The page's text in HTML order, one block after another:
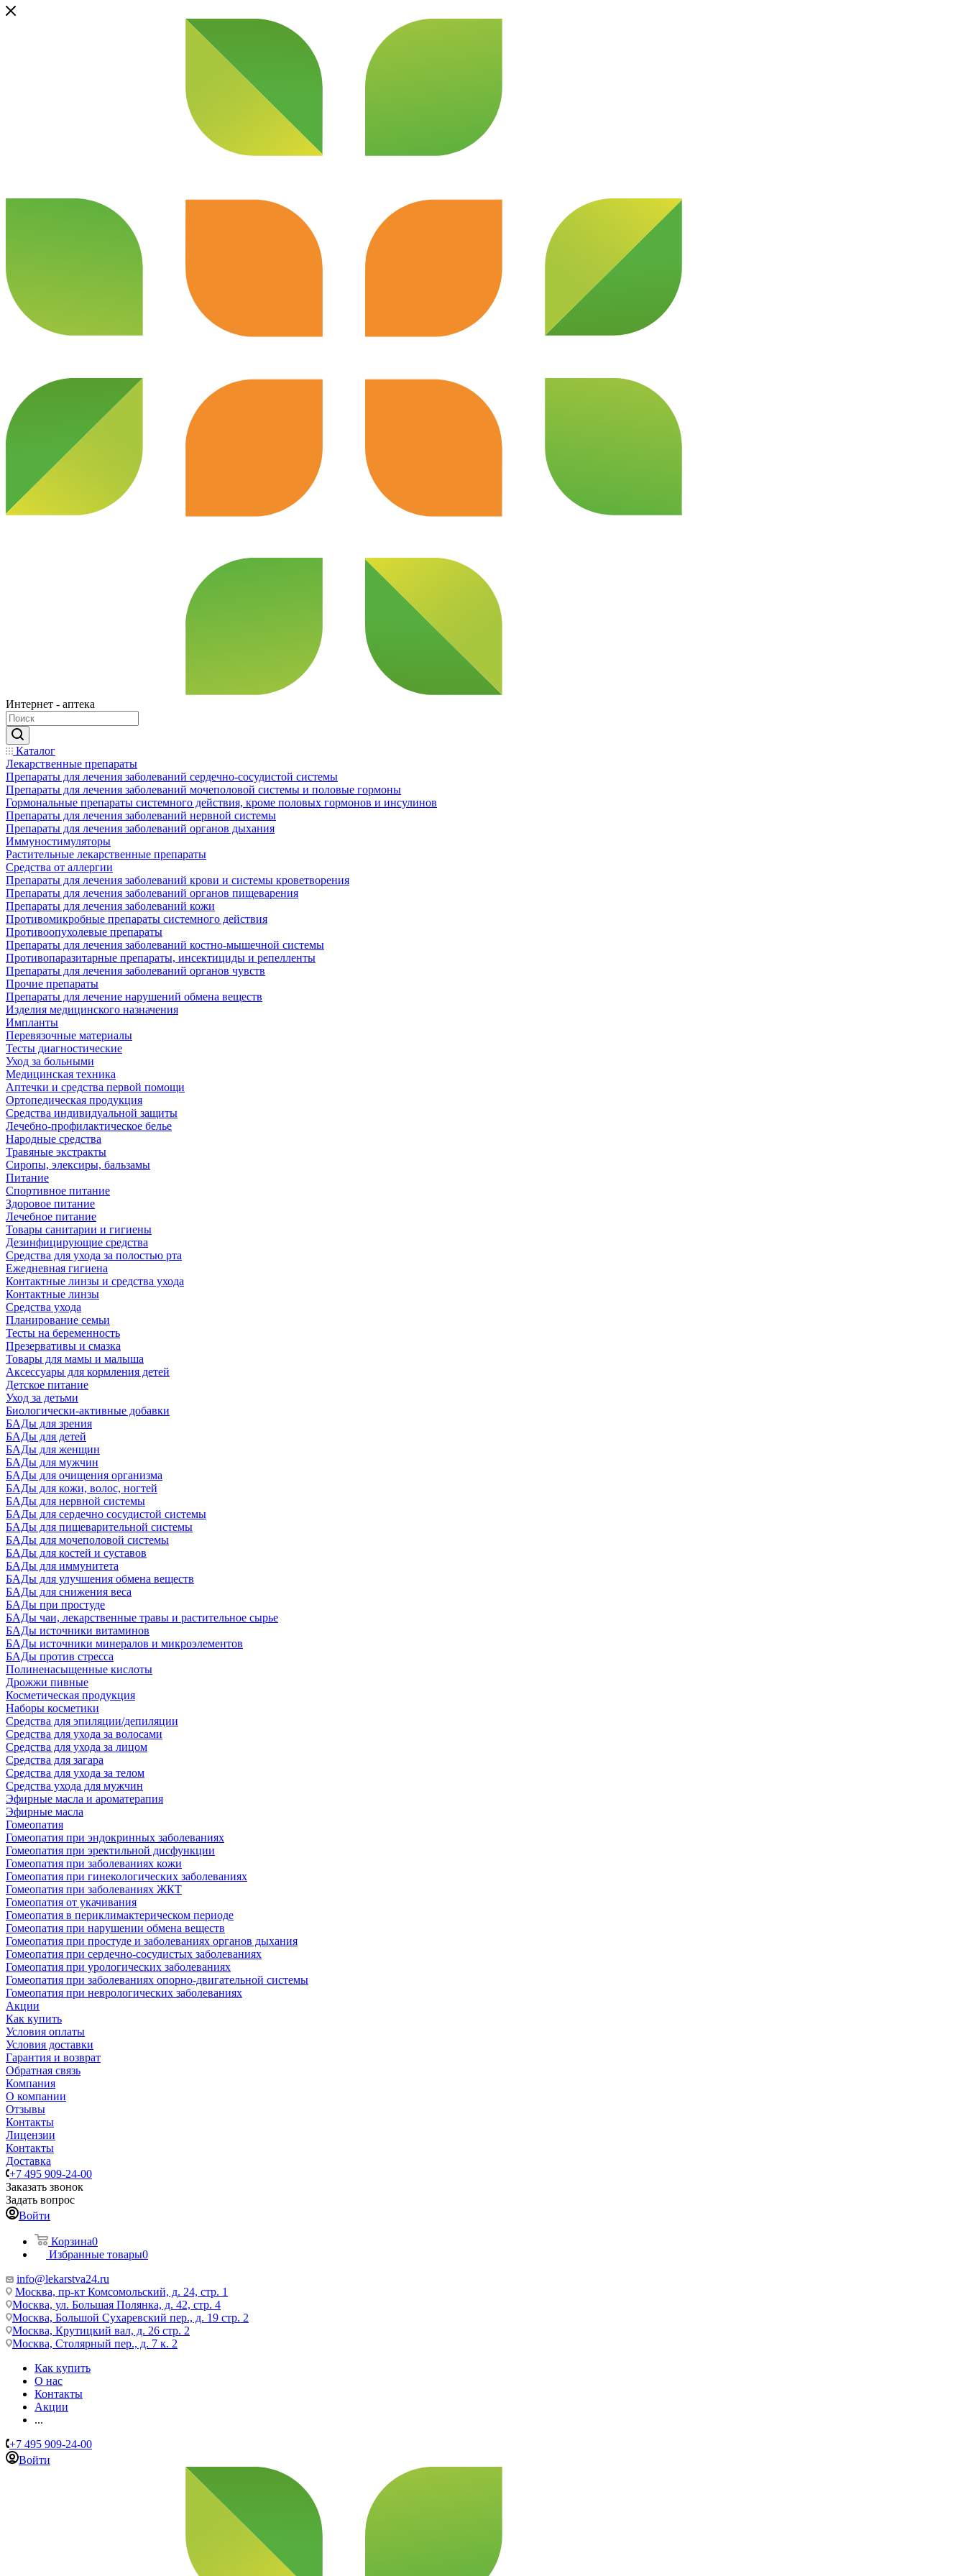
Интернет - аптека
Каталог
Лекарственные препараты
Препараты для лечения заболеваний сердечно-сосудистой системы
Препараты для лечения заболеваний мочеполовой системы и половые гормоны
Гормональные препараты системного действия, кроме половых гормонов и инсулинов
Препараты для лечения заболеваний нервной системы
Препараты для лечения заболеваний органов дыхания
Иммуностимуляторы
Растительные лекарственные препараты
Средства от аллергии
Препараты для лечения заболеваний крови и системы кроветворения
Препараты для лечения заболеваний органов пищеварения
Препараты для лечения заболеваний кожи
Противомикробные препараты системного действия
Противоопухолевые препараты
Препараты для лечения заболеваний костно-мышечной системы
Противопаразитарные препараты, инсектициды и репелленты
Препараты для лечения заболеваний органов чувств
Прочие препараты
Препараты для лечение нарушений обмена веществ
Изделия медицинского назначения
Импланты
Перевязочные материалы
Тесты диагностические
Уход за больными
Медицинская техника
Аптечки и средства первой помощи
Ортопедическая продукция
Средства индивидуальной защиты
Лечебно-профилактическое белье
Народные средства
Травяные экстракты
Сиропы, элексиры, бальзамы
Питание
Спортивное питание
Здоровое питание
Лечебное питание
Товары санитарии и гигиены
Дезинфицирующие средства
Средства для ухода за полостью рта
Ежедневная гигиена
Контактные линзы и средства ухода
Контактные линзы
Средства ухода
Планирование семьи
Тесты на беременность
Презервативы и смазка
Товары для мамы и малыша
Аксессуары для кормления детей
Детское питание
Уход за детьми
Биологически-активные добавки
БАДы для зрения
БАДы для детей
БАДы для женщин
БАДы для мужчин
БАДы для очищения организма
БАДы для кожи, волос, ногтей
БАДы для нервной системы
БАДы для сердечно сосудистой системы
БАДы для пищеварительной системы
БАДы для мочеполовой системы
БАДы для костей и суставов
БАДы для иммунитета
БАДы для улучшения обмена веществ
БАДы для снижения веса
БАДы при простуде
БАДы чаи, лекарственные травы и растительное сырье
БАДы источники витаминов
БАДы источники минералов и микроэлементов
БАДы против стресса
Полиненасыщенные кислоты
Дрожжи пивные
Косметическая продукция
Наборы косметики
Средства для эпиляции/депиляции
Средства для ухода за волосами
Средства для ухода за лицом
Средства для загара
Средства для ухода за телом
Средства ухода для мужчин
Эфирные масла и ароматерапия
Эфирные масла
Гомеопатия
Гомеопатия при эндокринных заболеваниях
Гомеопатия при эректильной дисфункции
Гомеопатия при заболеваниях кожи
Гомеопатия при гинекологических заболеваниях
Гомеопатия при заболеваниях ЖКТ
Гомеопатия от укачивания
Гомеопатия в периклимактерическом периоде
Гомеопатия при нарушении обмена веществ
Гомеопатия при простуде и заболеваниях органов дыхания
Гомеопатия при сердечно-сосудистых заболеваниях
Гомеопатия при урологических заболеваниях
Гомеопатия при заболеваниях опорно-двигательной системы
Гомеопатия при неврологических заболеваниях
Акции
Как купить
Условия оплаты
Условия доставки
Гарантия и возврат
Обратная связь
Компания
О компании
Отзывы
Контакты
Лицензии
Контакты
Доставка
+7 495 909-24-00
Заказать звонок
Задать вопрос
Войти
Корзина0
Избранные товары0
info@lekarstva24.ru
Москва, пр-кт Комсомольский, д. 24, стр. 1
Москва, ул. Большая Полянка, д. 42, стр. 4
Москва, Большой Сухаревский пер., д. 19 стр. 2
Москва, Крутицкий вал, д. 26 стр. 2
Москва, Столярный пер., д. 7 к. 2
Как купить
О нас
Контакты
Акции
...
+7 495 909-24-00
Войти